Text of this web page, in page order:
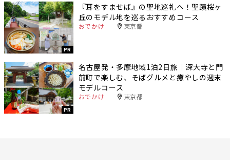
PR
『耳をすませば』の聖地巡礼へ！聖蹟桜ヶ
丘のモデル地を巡るおすすめコース
おでかけ 東京都
PR
名古屋発・多摩地域1泊2日旅｜深大寺と門
前町で楽しむ、そばグルメと癒やしの週末
モデルコース
おでかけ 東京都